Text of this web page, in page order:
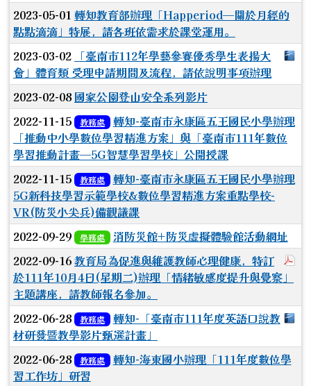
2023-05-01 轉知教育部辦理「Happeriod—關於月經的
點點滴滴」特展，請各班依需求於課堂運用。
2023-03-02 「臺南市112年學藝參賽優秀學生表揚大
會」體育類 受理申請期間及流程，請依說明事項辦理
2023-02-08 國家公園登山安全系列影片
2022-11-15
教務處
轉知-臺南市永康區五王國民小學辦理
「推動中小學數位學習精進方案」與「臺南市111年數位
學習推動計畫—5G智慧學習學校」公開授課
2022-11-15
教務處
轉知-臺南市永康區五王國民小學辦理
5G新科技學習示範學校&數位學習精進方案重點學校-
VR(防災小尖兵)備觀議課
2022-09-29
學務處
消防災館+防災虛擬體驗館活動網址
2022-09-16教育局為促進與維護教師心理健康，特訂
於111年10月4日(星期二)辦理「情緒敏感度提升與覺察」
主題講座，請教師報名參加。
2022-06-28 教務處
轉知-「臺南市111年度英語口說教
材研發暨教學影片甄選計畫」
2022-06-28
教務處
轉知-海東國小辦理「111年度數位學
習工作坊」研習